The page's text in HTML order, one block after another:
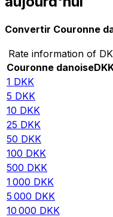
Convertir Couronne
Rate information of
Couronne danoise
1 DKK
5 DKK
10 DKK
25 DKK
50 DKK
100 DKK
500 DKK
1 000 DKK
5 000 DKK
10 000 DKK